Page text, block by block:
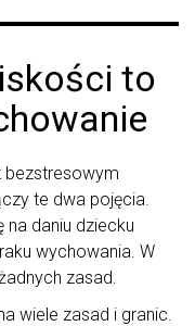
to
bezstresowym
te dwa pojęcia.
daniu dziecku
wychowania. W
zasad.
wiele zasad i granic.